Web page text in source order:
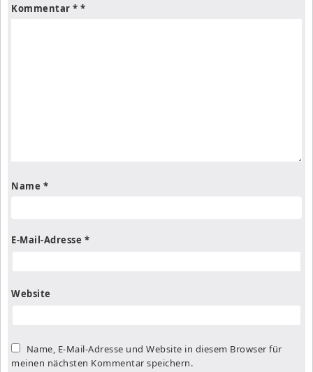
Kommentar *
Name *
E-Mail-Adresse *
Website
Name, E-Mail-Adresse und Website in diesem Browser für
meinen nächsten Kommentar speichern.